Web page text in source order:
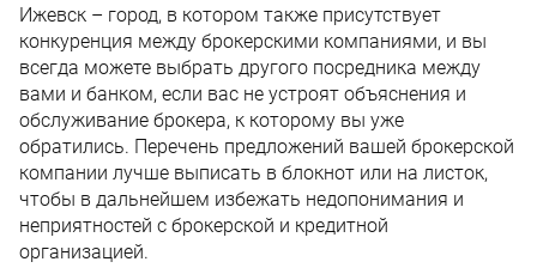
Ижевск – город, в котором также присутствует
конкуренция между брокерскими компаниями, и вы
всегда можете выбрать другого посредника между
вами и банком, если вас не устроят объяснения и
обслуживание брокера, к которому вы уже
обратились. Перечень предложений вашей брокерской
компании лучше выписать в блокнот или на листок,
чтобы в дальнейшем избежать недопонимания и
неприятностей с брокерской и кредитной
организацией.